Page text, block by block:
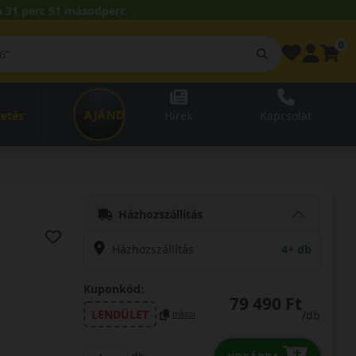
31 perc 49 másodperc.
AJÁNDÉKUTALVÁNY
Házhozszállítás
Házhozszállítás 4+ db
Kuponkód:
LENDÜLET
másol 79 490 Ft
/db